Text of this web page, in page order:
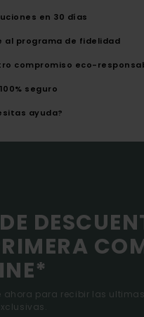
en 30 días
al programa de fidelidad
compromiso eco-
seguro
ayuda?
ahora para recibir las